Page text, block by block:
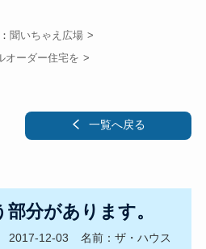
聞いちゃえ広場
オーダー住宅を
一覧へ戻る
分があります。
2017-12-03 名前：ザ・ハウス